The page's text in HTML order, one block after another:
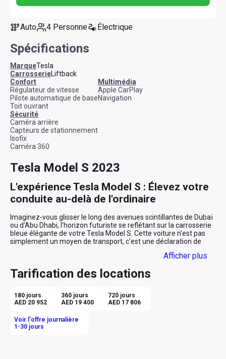
Auto 4 Personne Électrique
Spécifications
MarqueTesla
CarrosserieLiftback
confort
Régulateur de vitesse
Pilote automatique de base
Toit ouvrant
multimédia
Apple CarPlay
Navigation
sécurité
Caméra arrière
Capteurs de stationnement
Isofix
Caméra 360
Tesla Model S 2023
L'expérience Tesla Model S : Élevez votre
conduite au-delà de l'ordinaire
Imaginez-vous glisser le long des avenues scintillantes de Dubaï
ou d'Abu Dhabi, l'horizon futuriste se reflétant sur la carrosserie
bleue élégante de votre Tesla Model S. Cette voiture n'est pas
simplement un moyen de transport, c'est une déclaration de
Sophistication et innovation
La Tesla Model S 2023, avec sa silhouette liftback et sa teinte
bleue captivante, attire tous les regards. À l'intérieur, l'habitacle
trajets dans un cocon de sophistication moderne. Chaque détail
est conçu pour offrir un confort ultime, des sièges en cuir
Afficher plus
Tarification des locations
180 jours
AED 20 952
360 jours
AED 19 400
720 jours
AED 17 806
Voir l'offre journalière
1-30 jours